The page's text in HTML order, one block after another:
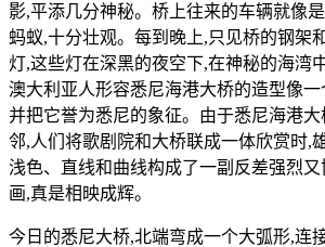
影,平添几分神秘。桥上往来的车辆就像
蚂蚁,十分壮观。每到晚上,只见桥的钢架
灯,这些灯在深黑的夜空下,在神秘的海湾
澳大利亚人形容悉尼海港大桥的造型像
并把它誉为悉尼的象征。由于悉尼海港
邻,人们将歌剧院和大桥联成一体欣赏时,
浅色、直线和曲线构成了一副反差强烈又
画,真是相映成辉。
今日的悉尼大桥,北端弯成一个大弧形,连